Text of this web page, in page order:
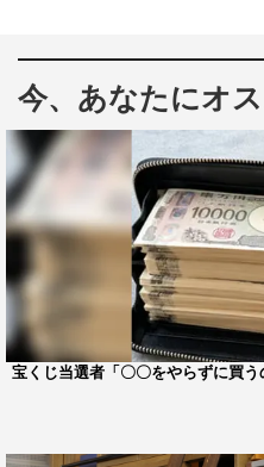
第1回は、2時間スペシャ
かぶ水道の蛇口から水が流
ろう先生が解明する。この
探る「リミットオブ最強素
の衝撃吸収素材と言われる
な物を高い所から地面の“α
行。生卵を落下させた時、
ずに衝撃吸収されるのかを
科学の力を使って、世の中
のコーナー「科学の力で世
ス”の力を使って、水泳自
今、あなたにオ
宝くじ当選者「〇〇をやらずに買う